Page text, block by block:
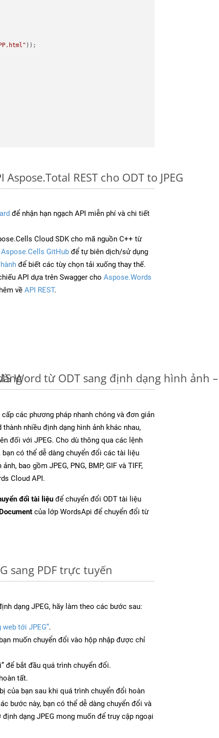
REST cho ODT to JPEG
để nhận hạn ngạch API miễn phí và chi tiết
Cloud SDK cho mã nguồn C++ từ
Aspose.Cells GitHub để tự biên dịch/sử dụng
để biết các tùy chọn tải xuống thay thế.
API dựa trên Swagger cho Aspose.Words
về API REST.
Word từ ODT sang định dạng hình ảnh
các phương pháp nhanh chóng và đơn giản
nhiều định dạng hình ảnh khác nhau,
đối với JPEG. Cho dù thông qua các lệnh
bạn có thể dễ dàng chuyển đổi các tài liệu
bao gồm JPEG, PNG, BMP, GIF và TIFF,
Cloud API.
đổi tài liệu để chuyển đổi ODT tài liệu
của lớp WordsApi để chuyển đổi từ
sang PDF trực tuyến
dạng JPEG, hãy làm theo các bước sau:
web tới JPEG”.
muốn chuyển đổi vào hộp nhập được chỉ
để bắt đầu quá trình chuyển đổi.
tất.
của bạn sau khi quá trình chuyển đổi hoàn
bước này, bạn có thể dễ dàng chuyển đổi và
dạng JPEG mong muốn để truy cập ngoại